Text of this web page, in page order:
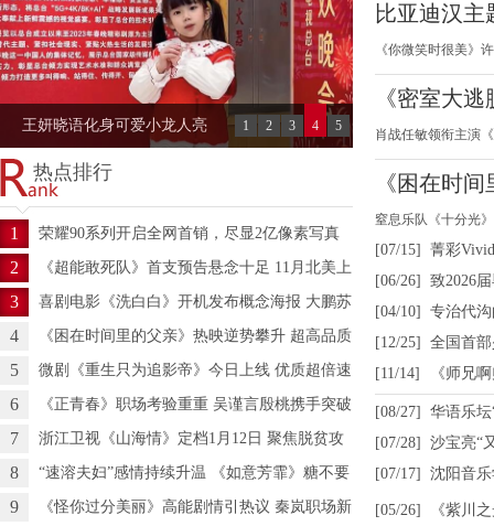
王妍晓语化身可爱小龙人亮
相央视春晚，为大家送来
1 2 3 4 5
热点排行
1
荣耀90系列开启全网首销，尽显2亿像素写真
相机的科技魅力
2
《超能敢死队》首支预告悬念十足 11月北美上
映引期待
3
喜剧电影《洗白白》开机发布概念海报 大鹏苏
彪扎实喜剧班底再现
4
《困在时间里的父亲》热映逆势攀升 超高品质
引发观众二刷
5
微剧《重生只为追影帝》今日上线 优质超倍速
甜剧春节送糖
6
《正青春》职场考验重重 吴谨言殷桃携手突破
桎梏
7
浙江卫视《山海情》定档1月12日 聚焦脱贫攻
坚共绘时代画卷
8
“速溶夫妇”感情持续升温 《如意芳霏》糖不要
停！
9
《怪你过分美丽》高能剧情引热议 秦岚职场新
比亚迪汉主
来，奏强汉
《你微笑时很美》
《第一默契》 目光
讯息
《密室大
伦大跳石家
肖战任敏领衔主演
结海报公开 高燃片
《困在时
人”影帝影
窒息乐队《十分光
碎喧嚣如钩的幻境
[07/15]
菁彩
[06/26]
致2026
物
[04/10]
专治代
[12/25]
全国首
撼首演
[11/14]
《师兄
律
[08/27]
华语乐
濠影汇
[07/28]
沙宝亮“
合强音
[07/17] 沈阳音
[05/26]
《紫川